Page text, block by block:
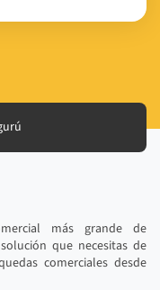
más grande de
que necesitas de
comerciales desde